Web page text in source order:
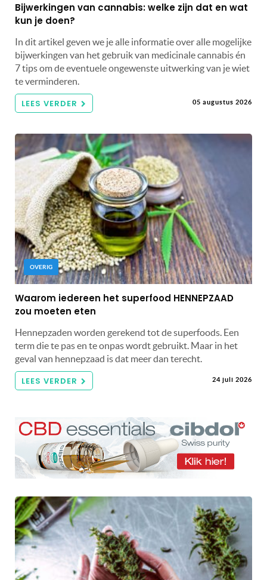
Bijwerkingen van cannabis: welke zijn dat en wat
kun je doen?
In dit artikel geven we je alle informatie over alle mogelijke
bijwerkingen van het gebruik van medicinale cannabis én
7 tips om de eventuele ongewenste uitwerking van je wiet
te verminderen.
LEES VERDER 05 augustus 2026
OVERIG
Waarom iedereen het superfood HENNEPZAAD
zou moeten eten
Hennepzaden worden gerekend tot de superfoods. Een
term die te pas en te onpas wordt gebruikt. Maar in het
geval van hennepzaad is dat meer dan terecht.
LEES VERDER 24 juli 2026